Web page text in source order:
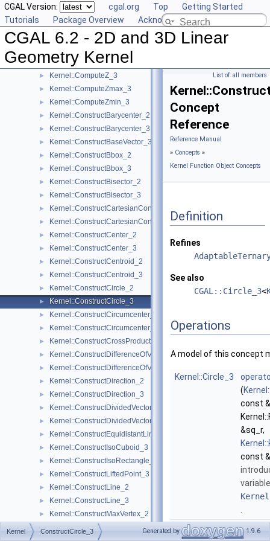
CGAL Version: cgal.org Top
Getting Started
Tutorials
Package Overview Acknowledging CGAL
CGAL 6.2 - 2D and 3D Linear
Geometry Kernel
► Kernel::ComputeY_3
Kernel::ComputeYmax_2
Kernel::ComputeYmax_3
► Kernel::ComputeYmin_3
► Kernel::ComputeZ_3
► Kernel::ComputeZmax_3
► Kernel::ComputeZmin_3
► Kernel::ConstructBarycenter_2
► Kernel::ConstructBarycenter_3
► Kernel::ConstructBaseVector_3
► Kernel::ConstructBbox_2
► Kernel::ConstructBbox_3
► Kernel::ConstructBisector_2
► Kernel::ConstructBisector_3
► Kernel::ConstructCartesianConstIterator_2
► Kernel::ConstructCartesianConstIterator_3
► Kernel::ConstructCenter_2
► Kernel::ConstructCenter_3
► Kernel::ConstructCentroid_2
► Kernel::ConstructCentroid_3
► Kernel::ConstructCircle_2
► Kernel::ConstructCircle_3
► Kernel::ConstructCircumcenter_2
► Kernel::ConstructCircumcenter_3
► Kernel::ConstructCrossProductVector_3
► Kernel::ConstructDifferenceOfVectors_2
► Kernel::ConstructDifferenceOfVectors_3
► Kernel::ConstructDirection_2
► Kernel::ConstructDirection_3
► Kernel::ConstructDividedVector_2
► Kernel::ConstructDividedVector_3
► Kernel::ConstructEquidistantLine_3
► Kernel::ConstructIsoCuboid_3
► Kernel::ConstructIsoRectangle_2
► Kernel::ConstructLiftedPoint_3
► Kernel::ConstructLine_2
► Kernel::ConstructLine_3
► Kernel::ConstructMaxVertex_2
► Kernel::ConstructMaxVertex_3
List of all members
Concept
Reference
Reference Manual
» Concepts »
Kernel Function Object Concepts
Definition
Refines
See also
CGAL::Circle_3<
Operations
A model of this concept
Kernel::Circle_3
(
const
&sq_r,
const
Kernel::Circle_3
Kernel ConstructCircle_3 Generated by 1.9.6